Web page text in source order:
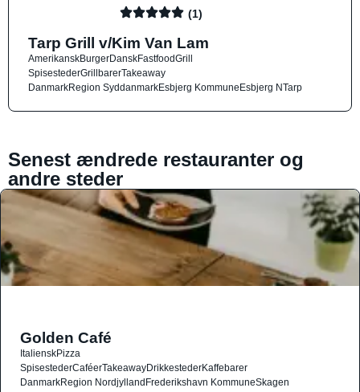
(1)
Tarp Grill v/Kim Van Lam
AmerikanskBurgerDanskFastfoodGrill
SpisestederGrillbarerTakeaway
DanmarkRegion SyddanmarkEsbjerg KommuneEsbjerg NTarp
Senest ændrede restauranter og
andre steder
Golden Café
ItalienskPizza
SpisestederCaféerTakeawayDrikkestederKaffebarer
DanmarkRegion NordjyllandFrederikshavn KommuneSkagen